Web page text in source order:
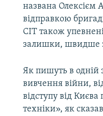
названа Олексієм
відправкою
CIT також
залишки, швидше
Як пишуть в одній
вивчення війни,
відступу від
техніки», як